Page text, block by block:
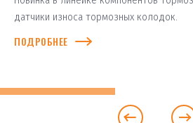
датчики износа тормозных колодок.
ПОДРОБНЕЕ